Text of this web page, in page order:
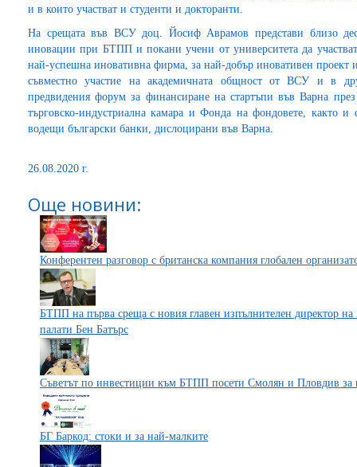
и в които участват и студенти и докторанти.
На срещата във ВСУ доц. Йосиф Аврамов представи близо
иновации при БТПП и покани учени от университета да
най-успешна иновативна фирма, за най-добър иновативен проект
съвместно участие на академичната общност от ВСУ и в
предвидения форум за финансиране на стартъпи във Варна
търговско-индустриална камара и Фонда на фондовете, както и
водещи български банки, дислоцирани във Варна.
26.08.2020 г.
Още новини:
Конферентен разговор с британска компания глобален
БТПП на първа среща с новия главен изпълнителен директор на
палати Бен Батърс
Съветът по инвестиции към БТПП посети Смолян и Пловдив за
БГ Баркод: стоки и за най-малките